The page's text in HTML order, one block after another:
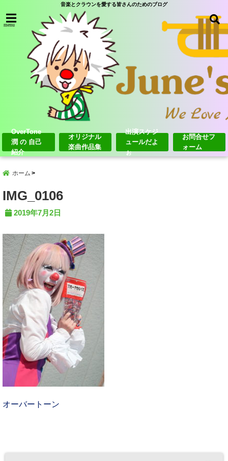
音楽とクラウンを愛する皆さんのためのブログ
menu
OverTone
潤 の 自己
紹介
オリジナル
楽曲作品集
出演スケジ
ュールだよ
ぉ
お問合せフ
ォーム
ホーム
IMG_0106
2019年7月2日
オーバートーン